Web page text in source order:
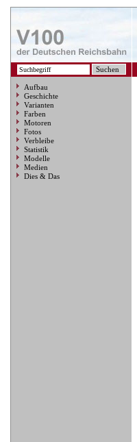
Aufbau
Geschichte
Varianten
Farben
Motoren
Fotos
Verbleibe
Statistik
Modelle
Medien
Dies & Das